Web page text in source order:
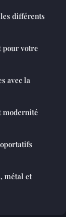
différents
pour votre
avec la
modernité
métal et